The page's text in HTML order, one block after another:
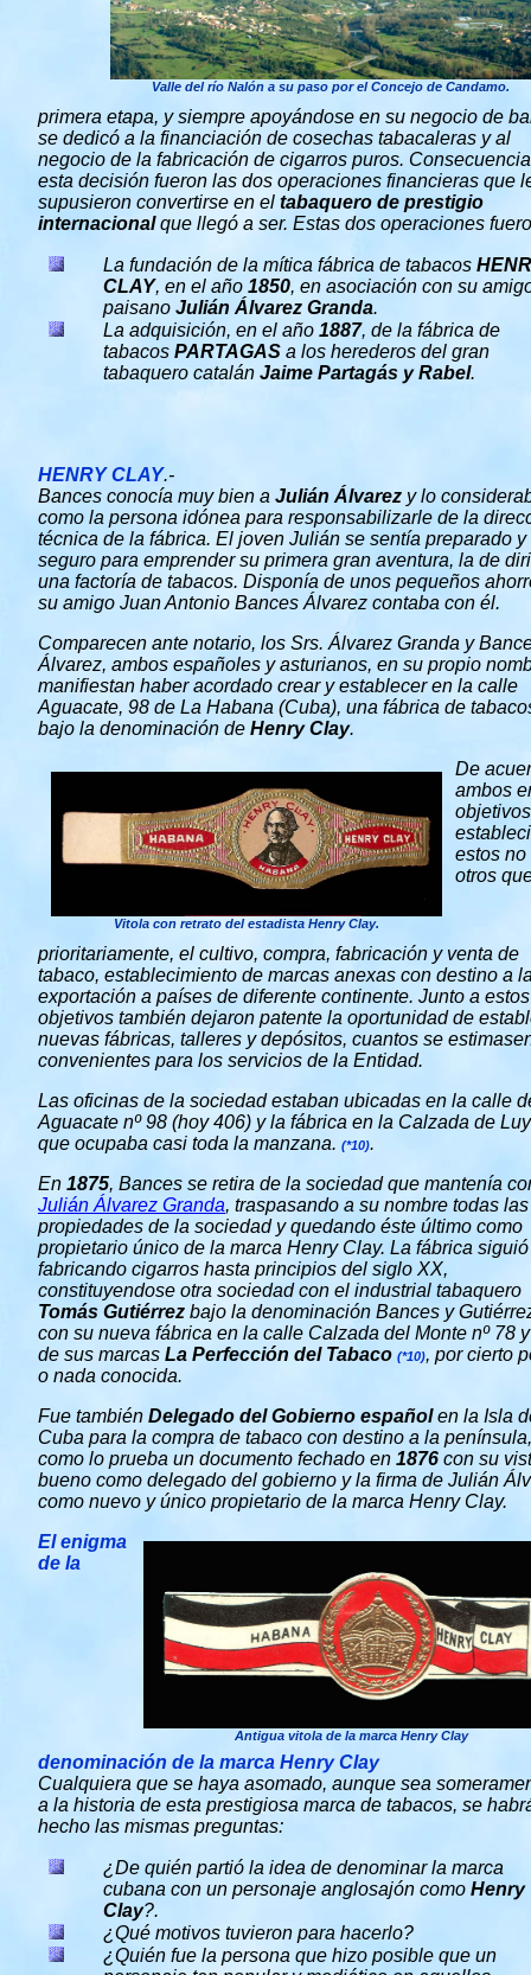
Valle del río Nalón a su paso por el Concejo de Candamo.
primera etapa, y siempre apoyándose en su negocio de
se dedicó a la financiación de cosechas tabacaleras y al
negocio de la fabricación de cigarros puros.
esta decisión fueron las dos operaciones financieras que
supusieron convertirse en el tabaquero de prestigio
internacionalque llegó a ser. Estas dos operaciones
La fundación de la mítica fábrica de tabacos
CLAY, en el año 1850, en asociación con su
paisano Julián Álvarez Granda.
La adquisición, en el año 1887, de la fábrica de
tabacos PARTAGAS a los herederos del gran
tabaquero catalán Jaime Partagás y Rabel.
HENRY CLAY.-
Bances conocía muy bien a Julián Álvarez y lo
como la persona idónea para responsabilizarle de la
técnica de la fábrica. El joven Julián se sentía preparado y
seguro para emprender su primera gran aventura, la de
una factoría de tabacos. Disponía de unos pequeños
su amigo Juan Antonio Bances Álvarez contaba con él.
Comparecen ante notario, los Srs. Álvarez Granda y
Álvarez, ambos españoles y asturianos, en su propio
manifiestan haber acordado crear y establecer en la calle
Aguacate, 98 de La Habana (Cuba), una fábrica de
bajo la denominación de Henry Clay.
Vitola con retrato del estadista Henry Clay.
De
ambos
objetivos
estos no
otros
prioritariamente, el cultivo, compra, fabricación y venta de
tabaco, establecimiento de marcas anexas con destino a
exportación a países de diferente continente. Junto a estos
objetivos también dejaron patente la oportunidad de
nuevas fábricas, talleres y depósitos, cuantos se
convenientes para los servicios de la Entidad.
Las oficinas de la sociedad estaban ubicadas en la calle
Aguacate nº 98 (hoy 406) y la fábrica en la Calzada de
que ocupaba casi toda la manzana. (*10).
En 1875, Bances se retira de la sociedad que mantenía
Julián Álvarez Granda, traspasando a su nombre todas las
propiedades de la sociedad y quedando éste último como
propietario único de la marca Henry Clay. La fábrica siguió
fabricando cigarros hasta principios del siglo XX,
constituyendose otra sociedad con el industrial tabaquero
Tomás Gutiérrez bajo la denominación Bances y
con su nueva fábrica en la calle Calzada del Monte nº 78
de sus marcas La Perfección del Tabaco (*10), por cierto
o nada conocida.
Fue también Delegado del Gobierno españolen la Isla
Cuba para la compra de tabaco con destino a la península,
como lo prueba un documento fechado en 1876 con su
bueno como delegado del gobierno y la firma de Julián
como nuevo y único propietario de la marca Henry Clay.
Antigua vitola de la marca Henry Clay
El enigma
de la
denominación de la marca Henry Clay
Cualquiera que se haya asomado, aunque sea
a la historia de esta prestigiosa marca de tabacos, se
hecho las mismas preguntas:
¿De quién partió la idea de denominar la marca
cubana con un personaje anglosajón como Henry
Clay?.
¿Qué motivos tuvieron para hacerlo?
¿Quién fue la persona que hizo posible que un